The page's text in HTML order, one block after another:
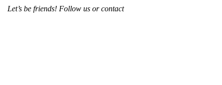
Let’s be friends! Follow us or contact